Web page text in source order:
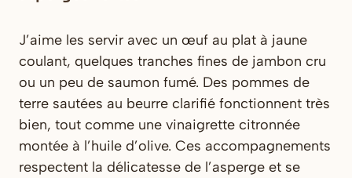
J’aime les servir avec un œuf au plat à jaune
coulant, quelques tranches fines de jambon cru
ou un peu de saumon fumé. Des pommes de
terre sautées au beurre clarifié fonctionnent très
bien, tout comme une vinaigrette citronnée
montée à l’huile d’olive. Ces accompagnements
respectent la délicatesse de l’asperge et se